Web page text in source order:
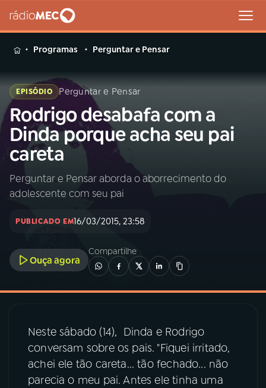
MENU
Buscar
na
Rádio
MEC
Buscar
Início AO VIVO
INÍCIO
A RÁDIO
03PROGRAMAÇÃO
04 PROGRAMAS
PODCASTS
Programas Perguntar e Pensar
EPISÓDIO Perguntar e Pensar
Rodrigo desabafa com a
Dinda porque acha seu pai
careta
Perguntar e Pensar aborda o aborrecimento do
adolescente com seu pai
PUBLICADO EM16/03/2015, 23:58
Ouça agora
Compartilhe
Neste sábado (14), Dinda e Rodrigo
conversam sobre os pais. "Fiquei irritado,
achei ele tão careta... tão fechado... não
parecia o meu pai. Antes ele tinha uma